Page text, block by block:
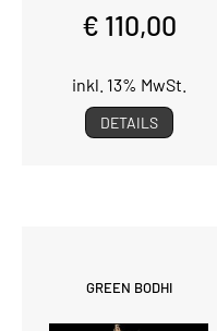
€ 110,00
inkl. 13% MwSt.
DETAILS
GREEN BODHI